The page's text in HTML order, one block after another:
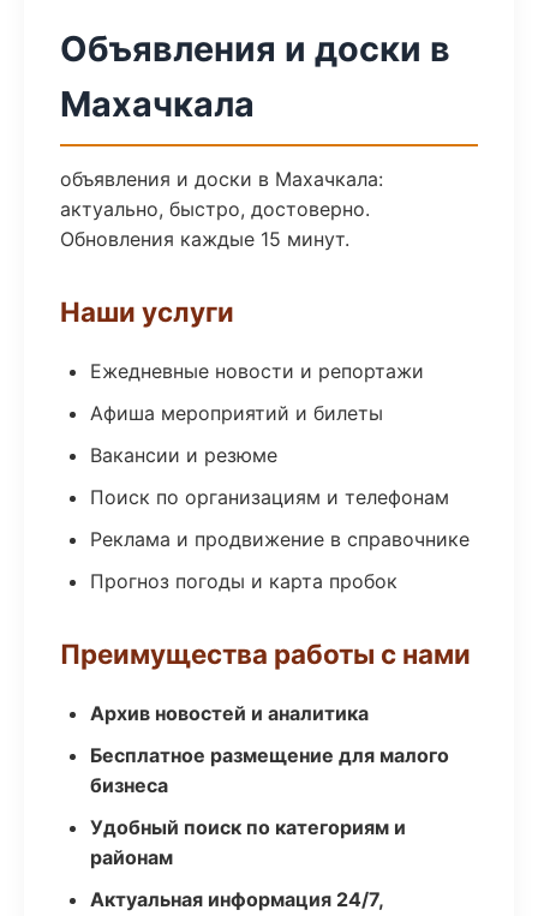
Объявления и доски в
Махачкала
объявления и доски в Махачкала:
актуально, быстро, достоверно.
Обновления каждые 15 минут.
Наши услуги
Ежедневные новости и репортажи
Афиша мероприятий и билеты
Вакансии и резюме
Поиск по организациям и телефонам
Реклама и продвижение в справочнике
Прогноз погоды и карта пробок
Преимущества работы с нами
Архив новостей и аналитика
Бесплатное размещение для малого
бизнеса
Удобный поиск по категориям и
районам
Актуальная информация 24/7,